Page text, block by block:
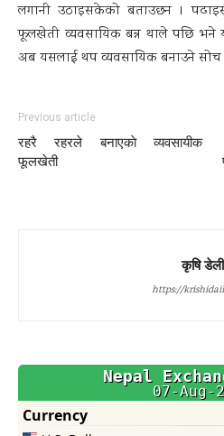
लगानी उठाइसकेको बताउछन ।
फूलखेती व्यवसायिक बन्न थाले पछि भने
अब यसलाई थप व्यवसायिक बनाउने सोच
Previous article
रहरै रहरले बनाएकाे व्यवसायीक
फूलखेती
कृषि डेली
https://